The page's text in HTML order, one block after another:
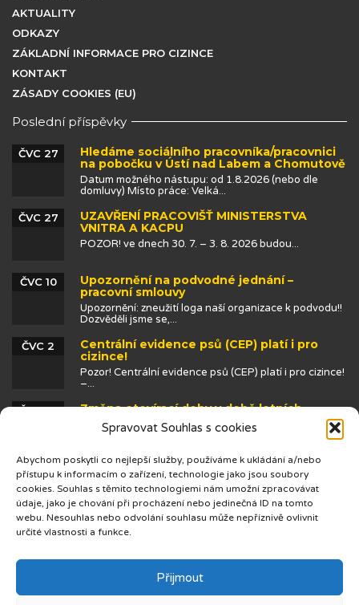
Spravovat Souhlas s cookies
Abychom poskytli co nejlepší služby, používáme k ukládání a/nebo
přístupu k informacím o zařízení, technologie jako jsou soubory
cookies. Souhlas s těmito technologiemi nám umožní zpracovávat
údaje, jako je chování při procházení nebo jedinečná ID na tomto
webu. Nesouhlas nebo odvolání souhlasu může nepříznivě ovlivnit
určité vlastnosti a funkce.
Přijmout
AKTUALITY
ODKAZY
ZÁKLADNÍ INFORMACE PRO CIZINCE
KONTAKT
ZÁSADY COOKIES (EU)
Poslední příspěvky
Hledáme sociálního pracovníka/pracovnici
na pobočku v Ústí nad Labem a Chomutově
ČVC 27
Datum možného nástupu: od 1.8.2026 (nebo dle
domluvy) Místo práce: Velká...
UZAVŘENÍ PRACOVIŠŤ MINISTERSTVA
VNITRA A KACPU
ČVC 27
POZOR! ve dnech 30. 7. – 3. 8. 2026 budou...
Upozornění na podvodné jednání –
pracovní smlouvy
ČVC 10
Upozornění: zneužití loga naší organizace k podvodu!!
Dozvěděli jsme se,...
Centrální evidence psů (CEP) platí i pro
cizince!
ČVC 2
Pozor! Centrální evidence psů (CEP) platí i pro cizince!
–...
Změna otevírací doby v době letních
prázdnin
ČVN 25